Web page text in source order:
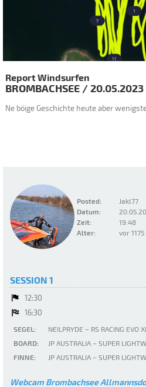
Posted:
Jakl77
Datum:
Zeit:
19:48
Alter:
vor 1175
Report Windsurfen
BROMBACHSEE / 20.05.2023
Ne böige Geschichte heute aber
SESSION 1
12:30
16:30
SEGEL:
NEILPRYDE – RS RACING EVO
BOARD:
JP AUSTRALIA – SUPER
FINNE:
JP AUSTRALIA – SUPER
Webcam Brombachsee